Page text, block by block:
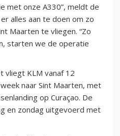
met onze A330”, meldt de
alles aan te doen om zo
Maarten te vliegen. “Zo
starten we de operatie
vliegt KLM vanaf 12
naar Sint Maarten, met
op Curaçao. De
en zondag uitgevoerd met